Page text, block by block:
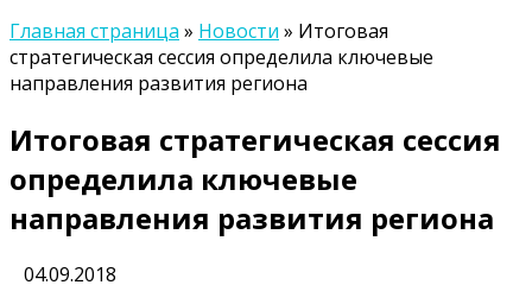
Главная страница » Новости » Итоговая
стратегическая сессия определила ключевые
направления развития региона
Итоговая стратегическая сессия
определила ключевые
направления развития региона
04.09.2018